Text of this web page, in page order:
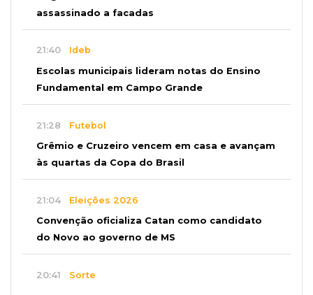
assassinado a facadas
21:40 Ideb
Escolas municipais lideram notas do Ensino
Fundamental em Campo Grande
21:28 Futebol
Grêmio e Cruzeiro vencem em casa e avançam
às quartas da Copa do Brasil
21:04 Eleições 2026
Convenção oficializa Catan como candidato
do Novo ao governo de MS
20:41 Sorte